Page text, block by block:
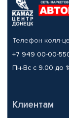
Телефон колл-
+7 949 00-00-
Пн-Вс с 9.00 до
Клиентам